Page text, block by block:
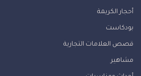
أحجار الكريمة
بودكاست
قصص العلامات التجارية
مشاهير